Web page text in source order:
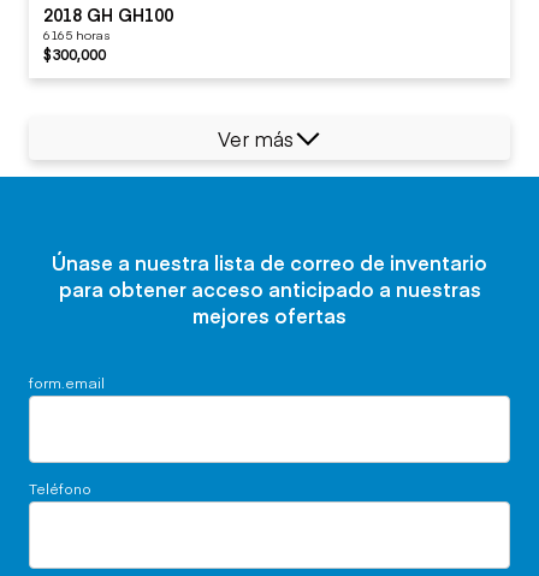
2018 GH GH100
6165 horas
$300,000
Ver más
Únase a nuestra lista de correo de inventario
para obtener acceso anticipado a nuestras
mejores ofertas
form.email
Teléfono